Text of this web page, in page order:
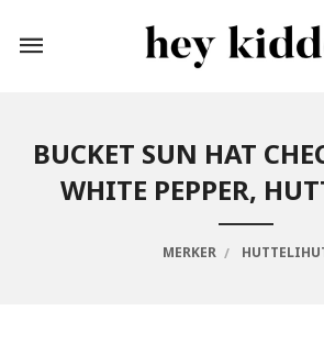
innholdet
BUCKET SUN HAT
WHITE PEPPER,
MERKER